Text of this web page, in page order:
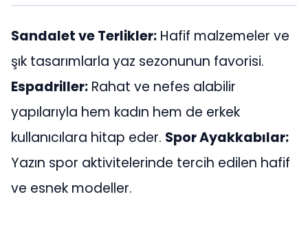
Sandalet ve Terlikler: Hafif malzemeler ve
şık tasarımlarla yaz sezonunun favorisi.
Espadriller: Rahat ve nefes alabilir
yapılarıyla hem kadın hem de erkek
kullanıcılara hitap eder. Spor Ayakkabılar:
Yazın spor aktivitelerinde tercih edilen hafif
ve esnek modeller.